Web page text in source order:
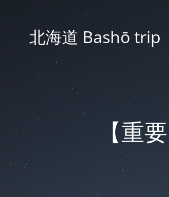
北海道 Bashō trip
【重